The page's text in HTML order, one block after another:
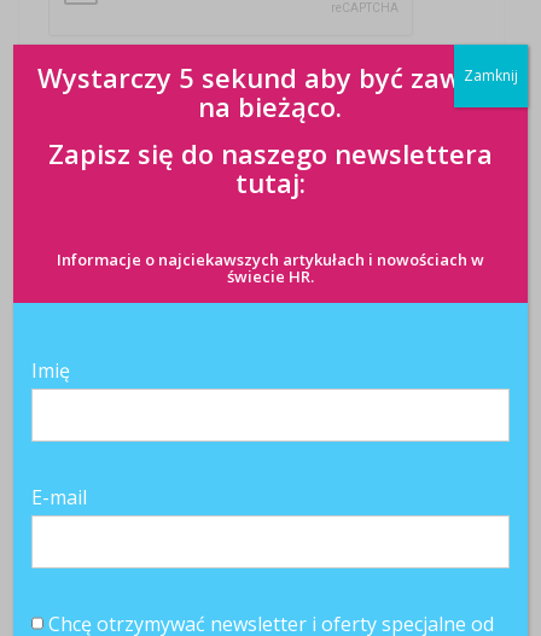
Wystarczy 5 sekund aby być zawsze
na bieżąco.
Zapisz się do naszego newslettera
tutaj:
Informacje o najciekawszych artykułach i nowościach w
świecie HR.
Imię
E-mail
Chcę otrzymywać newsletter i oferty specjalne od
Zamknij